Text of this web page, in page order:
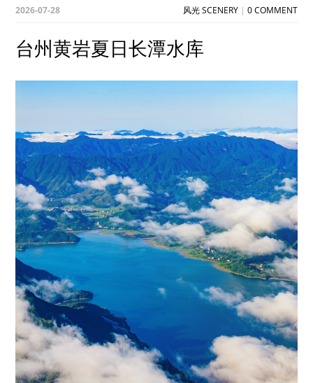
2026-07-28 风光 SCENERY| 0 COMMENT
台州黄岩夏日长潭水库